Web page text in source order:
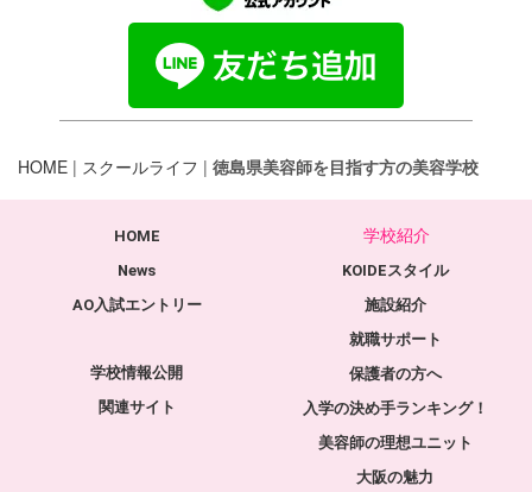
HOME | スクールライフ | 徳島県美容師を目指す方の美容学校
HOME
News
AO入試エントリー
学校情報公開
関連サイト
学校紹介
KOIDEスタイル
施設紹介
就職サポート
保護者の方へ
入学の決め手ランキング！
美容師の理想ユニット
大阪の魅力